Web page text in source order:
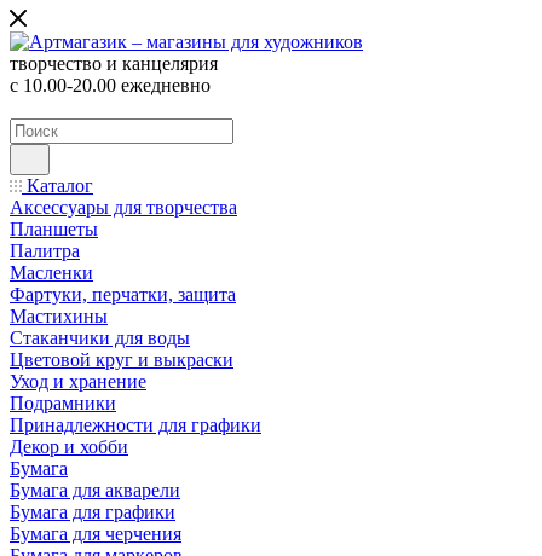
творчество и канцелярия
с 10.00-20.00 ежедневно
Каталог
Аксессуары для творчества
Планшеты
Палитра
Масленки
Фартуки, перчатки, защита
Мастихины
Стаканчики для воды
Цветовой круг и выкраски
Уход и хранение
Подрамники
Принадлежности для графики
Декор и хобби
Бумага
Бумага для акварели
Бумага для графики
Бумага для черчения